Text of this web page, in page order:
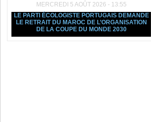
MERCREDI 5 AOÛT 2026 - 13:55
LE PARTI ÉCOLOGISTE PORTUGAIS DEMANDE
LE RETRAIT DU MAROC DE L’ORGANISATION
DE LA COUPE DU MONDE 2030